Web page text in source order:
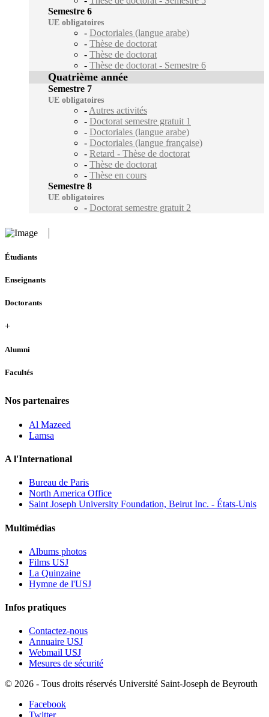
Semestre 6
UE obligatoires
- Doctoriales (langue arabe)
- Thèse de doctorat
- Thèse de doctorat
- Thèse de doctorat - Semestre 6
Quatrième année
Semestre 7
UE obligatoires
- Autres activités
- Doctorat semestre gratuit 1
- Doctoriales (langue arabe)
- Doctoriales (langue française)
- Retard - Thèse de doctorat
- Thèse de doctorat
- Thèse en cours
Semestre 8
UE obligatoires
- Doctorat semestre gratuit 2
Étudiants
Enseignants
Doctorants
+
Alumni
Facultés
Nos partenaires
Al Mazeed
Lamsa
A l'International
Bureau de Paris
North America Office
Saint Joseph University Foundation, Beirut Inc. - États-Unis
Multimédias
Albums photos
Films USJ
La Quinzaine
Hymne de l'USJ
Infos pratiques
Contactez-nous
Annuaire USJ
Webmail USJ
Mesures de sécurité
© 2026 - Tous droits réservés Université Saint-Joseph de Beyrouth
Facebook